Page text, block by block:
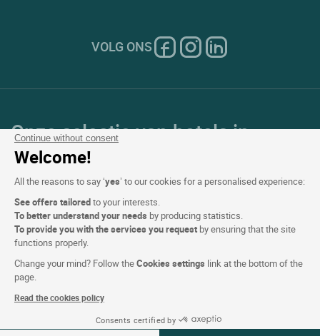
Continue without consent
Welcome!
All the reasons to say ‘yes’ to our cookies for a personalised experience:
See offers tailoredto your interests.
To better understand your needs by producing statistics.
To provide you with the services you request by ensuring that the site
functions properly.
Change your mind? Follow theCookies settings link at the bottom of the
page.
Read the cookies policy
Consents certified by
VOLG ONS
Onze selectie van hotels in
Frankrijk en Europa
Top Landen
Topregio's
Top Steden
Top Hotels